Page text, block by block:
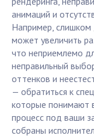
анимаций и
Например, слишком
может увеличить
что неприемлемо
неправильный
оттенков и
— обратиться к
которые понимают
процесс под ваши
собраны